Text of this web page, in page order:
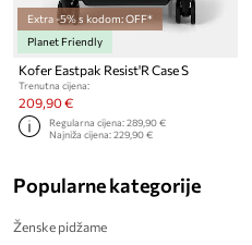
Extra -5% s kodom: OFF*
Planet Friendly
Kofer Eastpak Resist'R Case S
Trenutna cijena:
209,90 €
Regularna cijena:289,90 €
Najniža cijena:229,90 €
Popularne kategorije
Ženske pidžame